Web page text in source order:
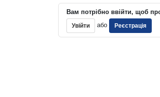
Вам потрібно ввійти, щоб
Увійти або Реєстрація